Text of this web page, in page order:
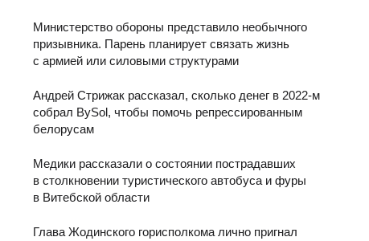
Министерство обороны представило необычного
призывника. Парень планирует связать жизнь
с армией или силовыми структурами
Андрей Стрижак рассказал, сколько денег в 2022-м
собрал BySol, чтобы помочь репрессированным
белорусам
Медики рассказали о состоянии пострадавших
в столкновении туристического автобуса и фуры
в Витебской области
Глава Жодинского горисполкома лично пригнал